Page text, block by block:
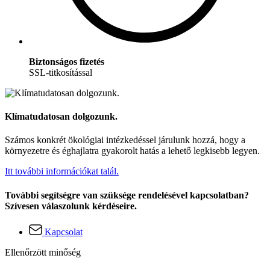
Biztonságos fizetés
SSL-titkosítással
Klímatudatosan dolgozunk.
Számos konkrét ökológiai intézkedéssel járulunk hozzá, hogy a
környezetre és éghajlatra gyakorolt hatás a lehető legkisebb legyen.
Itt további információkat talál.
További segítségre van szüksége rendelésével kapcsolatban?
Szívesen válaszolunk kérdéseire.
Kapcsolat
Ellenőrzött minőség